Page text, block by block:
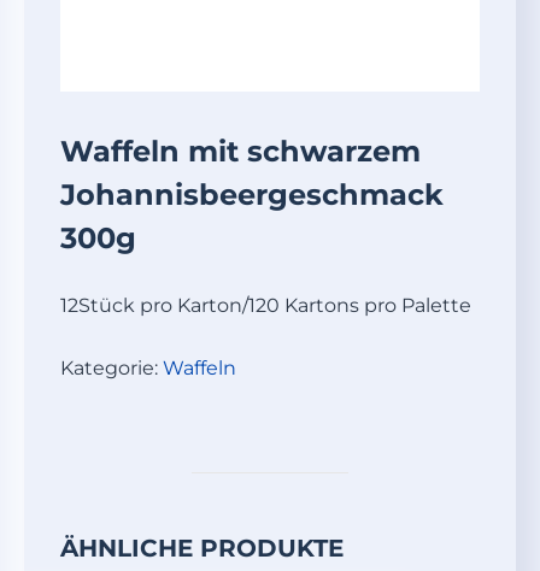
Waffeln mit schwarzem
Johannisbeergeschmack
300g
12Stück pro Karton/120 Kartons pro Palette
Kategorie: Waffeln
ÄHNLICHE PRODUKTE